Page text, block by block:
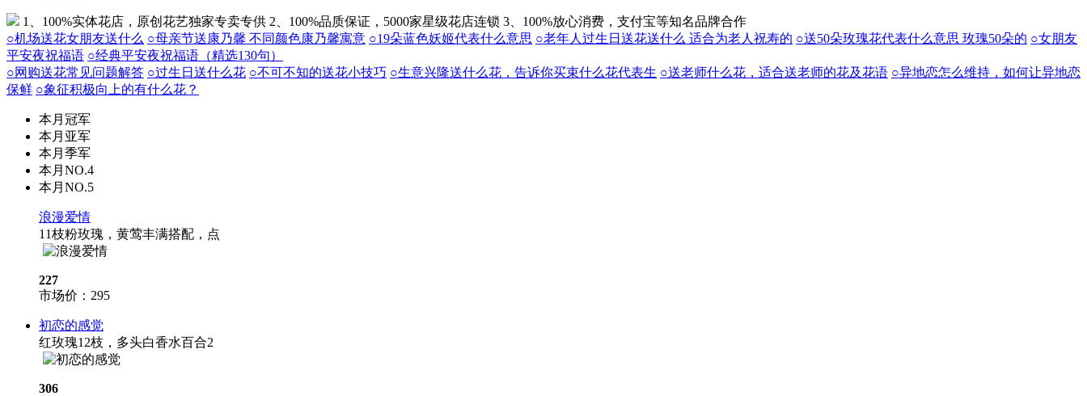
1、100%实体花店，原创花艺独家专卖专供 2、100%品质保证，5000家星级花店连锁 3、100%放心消费，支付宝等知名品牌合作
○机场送花女朋友送什么 ○母亲节送康乃馨 不同颜色康乃馨寓意 ○19朵蓝色妖姬代表什么意思 ○老年人过生日送花送什么 适合为老人祝寿的 ○送50朵玫瑰花代表什么意思 玫瑰50朵的 ○女朋友
平安夜祝福语 ○经典平安夜祝福语（精选130句）
○网购送花常见问题解答 ○过生日送什么花 ○不可不知的送花小技巧 ○生意兴隆送什么花，告诉你买束什么花代表生 ○送老师什么花，适合送老师的花及花语 ○异地恋怎么维持，如何让异地恋
保鲜 ○象征积极向上的有什么花？
本月冠军
本月亚军
本月季军
本月NO.4
本月NO.5
浪漫爱情
11枝粉玫瑰，黄莺丰满搭配，点
227
市场价： 295
初恋的感觉
红玫瑰12枝，多头白香水百合2
306